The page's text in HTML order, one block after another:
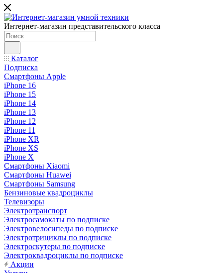
Интернет-магазин представительского класса
Каталог
Подписка
Смартфоны Apple
iPhone 16
iPhone 15
iPhone 14
iPhone 13
iPhone 12
iPhone 11
iPhone XR
iPhone XS
iPhone X
Смартфоны Xiaomi
Смартфоны Huawei
Смартфоны Samsung
Бензиновые квадроциклы
Телевизоры
Электротранспорт
Электросамокаты по подписке
Электровелосипеды по подписке
Электротрициклы по подписке
Электроскутеры по подписке
Электроквадроциклы по подписке
Акции